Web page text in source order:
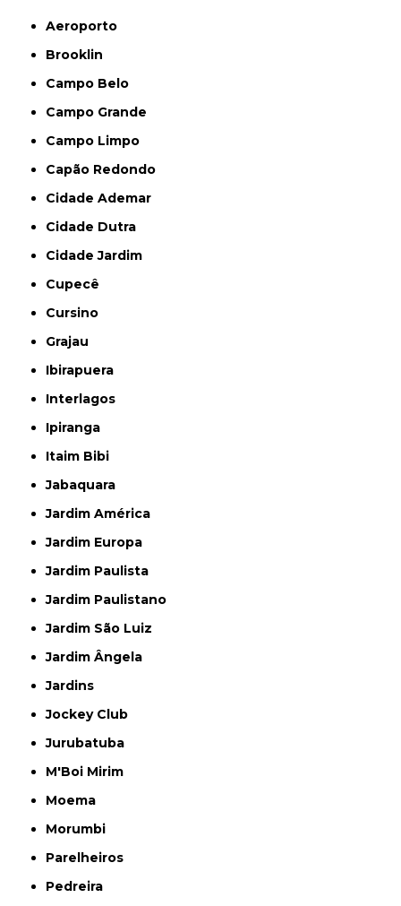
Aeroporto
Brooklin
Campo Belo
Campo Grande
Campo Limpo
Capão Redondo
Cidade Ademar
Cidade Dutra
Cidade Jardim
Cupecê
Cursino
Grajau
Ibirapuera
Interlagos
Ipiranga
Itaim Bibi
Jabaquara
Jardim América
Jardim Europa
Jardim Paulista
Jardim Paulistano
Jardim São Luiz
Jardim Ângela
Jardins
Jockey Club
Jurubatuba
M'Boi Mirim
Moema
Morumbi
Parelheiros
Pedreira